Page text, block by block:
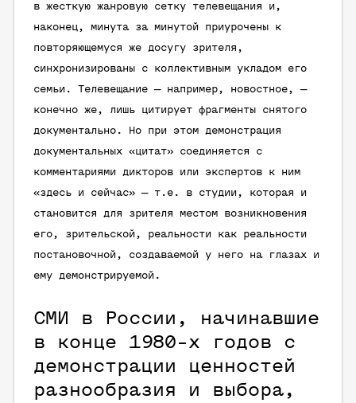
в жесткую жанровую сетку телевещания и,
наконец, минута за минутой приурочены к
повторяющемуся же досугу зрителя,
синхронизированы с коллективным укладом его
семьи. Телевещание — например, новостное, —
конечно же, лишь цитирует фрагменты снятого
документально. Но при этом демонстрация
документальных «цитат» соединяется с
комментариями дикторов или экспертов к ним
«здесь и сейчас» — т.е. в студии, которая и
становится для зрителя местом возникновения
его, зрительской, реальности как реальности
постановочной, создаваемой у него на глазах и
ему демонстрируемой.
СМИ в России, начинавшие
в конце 1980-х годов с
демонстрации ценностей
разнообразия и выбора,